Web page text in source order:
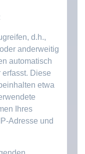
d.h.,
anderweitig
automatisch
erfasst. Diese
etwa
Ihres
Adresse und